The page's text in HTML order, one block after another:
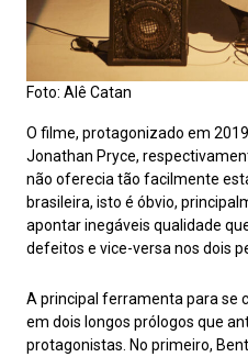
Foto: Alê Catan
O filme, protagonizado em
Jonathan Pryce,
não oferecia tão facilmente
brasileira, isto é óbvio,
apontar inegáveis qualidade
defeitos e vice-versa nos dois
A principal ferramenta para se
em dois longos prólogos que
protagonistas. No primeiro,